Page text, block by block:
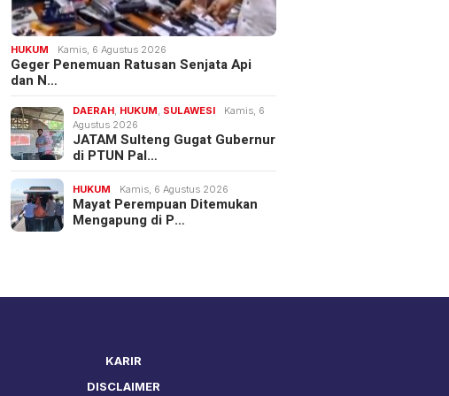
HUKUM Kamis, 6 Agustus 2026
Geger Penemuan Ratusan Senjata Api
dan N…
DAERAH, HUKUM, SULAWESI
Kamis, 6
Agustus 2026
JATAM Sulteng Gugat Gubernur
di PTUN Pal…
HUKUM Kamis, 6 Agustus 2026
Mayat Perempuan Ditemukan
Mengapung di P…
KARIR
DISCLAIMER